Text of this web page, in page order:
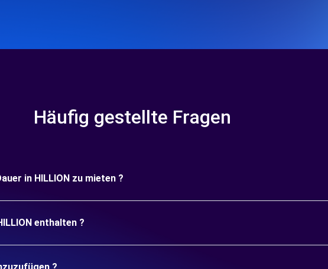
Häufig gestellte Fragen
in HILLION zu mieten ?
enthalten ?